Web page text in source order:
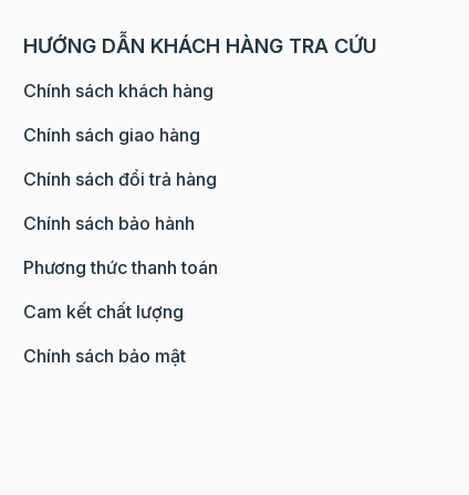
thao tác thật nhanh tay để viên nhân lava không bị
nên bảo quản các viên nhân trong ngăn mát hoặc
bạn nhấn bánh nhanh chóng, tạo hình sắc nét mà
muối (20-25%), nước, mạch nha, sữa bột béo,
whay lên men
HƯỚNG DẪN KHÁCH HÀNG TRA CỨU
Chính sách khách hàng
Chính sách giao hàng
Chính sách đổi trả hàng
Chính sách bảo hành
Phương thức thanh toán
Cam kết chất lượng
Chính sách bảo mật